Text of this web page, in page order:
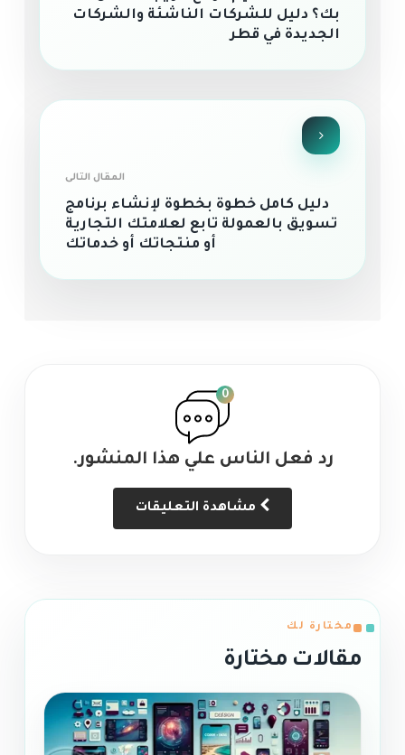
بك؟ دليل للشركات الناشئة والشركات
الجديدة في قطر
المقال التالى
دليل كامل خطوة بخطوة لإنشاء برنامج
تسويق بالعمولة تابع لعلامتك التجارية
أو منتجاتك أو خدماتك
0
رد فعل الناس علي هذا المنشور.
مختارة لك
مقالات مختارة